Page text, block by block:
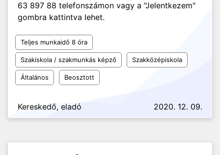
63 897 88 telefonszámon vagy a "Jelentkezem"
gombra kattintva lehet.
Teljes munkaidő 8 óra
Szakiskola / szakmunkás képző Szakközépiskola
Általános Beosztott
Kereskedő, eladó 2020. 12. 09.